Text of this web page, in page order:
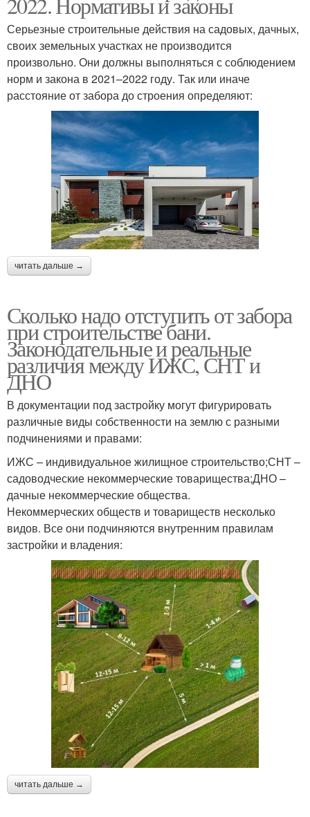
Серьезные строительные действия на садовых, дачных,
своих земельных участках не производится
произвольно. Они должны выполняться с соблюдением
норм и закона в 2021–2022 году. Так или иначе
расстояние от забора до строения определяют:
читать дальше →
Сколько надо отступить от забора
при строительстве бани.
Законодательные и реальные
различия между ИЖС, СНТ и
ДНО
В документации под застройку могут фигурировать
различные виды собственности на землю с разными
подчинениями и правами:
ИЖС – индивидуальное жилищное строительство;СНТ –
садоводческие некоммерческие товарищества;ДНО –
дачные некоммерческие общества.
Некоммерческих обществ и товариществ несколько
видов. Все они подчиняются внутренним правилам
застройки и владения:
читать дальше →